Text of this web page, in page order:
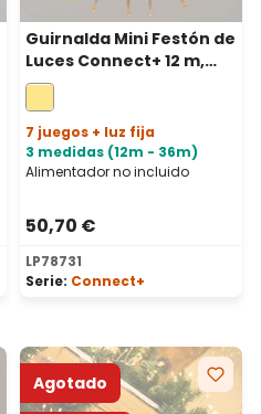
Guirnalda Mini Festón de
Luces Connect+ 12 m,
600 led blanco cálido,
cable transparente,
prolongable
7 juegos + luz fija
3 medidas (12m - 36m)
Alimentador no incluido
50,70 €
LP78731
Serie: Connect+
Agotado